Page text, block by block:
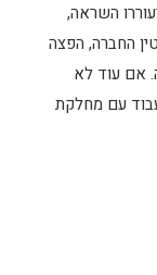
השראה,
החברה, הפצה
אם עוד לא
עם מחלקת